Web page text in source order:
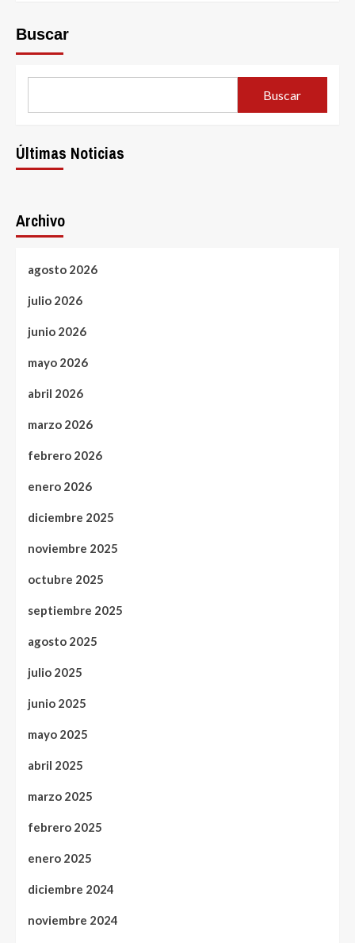
Buscar
Buscar
Últimas Noticias
Archivo
agosto 2026
julio 2026
junio 2026
mayo 2026
abril 2026
marzo 2026
febrero 2026
enero 2026
diciembre 2025
noviembre 2025
octubre 2025
septiembre 2025
agosto 2025
julio 2025
junio 2025
mayo 2025
abril 2025
marzo 2025
febrero 2025
enero 2025
diciembre 2024
noviembre 2024